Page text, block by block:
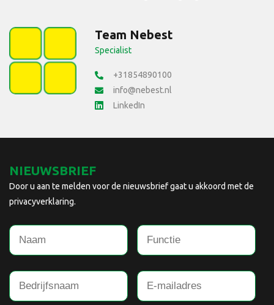
Team Nebest
Specialist
+31854890100
info@nebest.nl
LinkedIn
NIEUWSBRIEF
Door u aan te melden voor de nieuwsbrief gaat u akkoord met de
privacyverklaring.